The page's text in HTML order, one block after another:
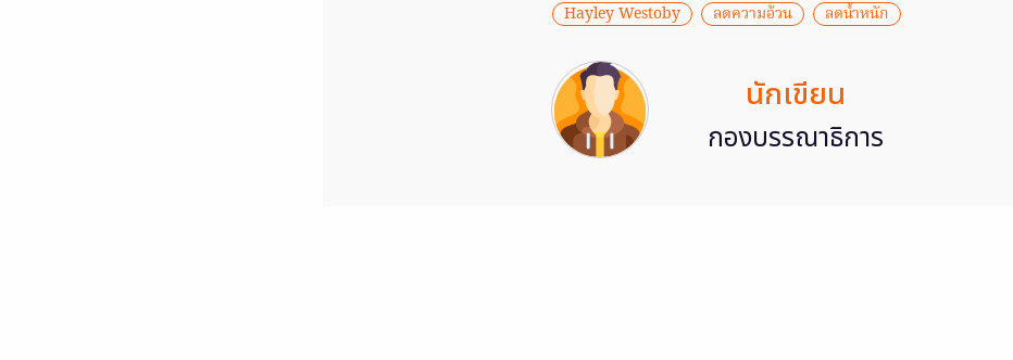
Hayley Westoby ลดความอ้วน ลดน้ำหนัก
นักเขียน
กองบรรณาธิการ